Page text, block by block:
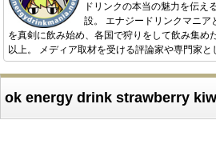
ドリンクの本当の魅力を伝え
設。 エナジードリンクマニア
を真剣に飲み始め、各国で狩りをして飲み集め
以上。 メディア取材を受ける評論家や専門家と
ok energy drink strawberry